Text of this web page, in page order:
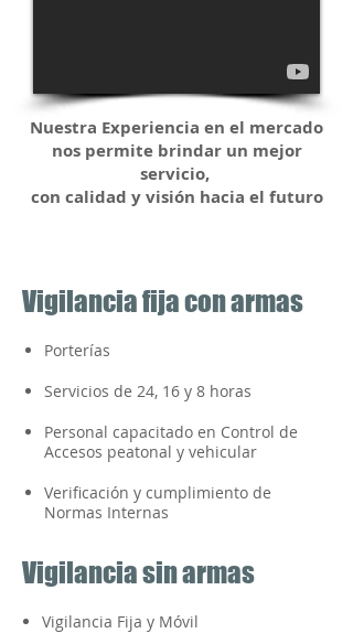
Nuestra Experiencia en el mercado
nos permite brindar un mejor
servicio,
con calidad y visión hacia el futuro
Vigilancia fija con armas
Porterías
Servicios de 24, 16 y 8 horas
Personal capacitado en Control de
Accesos peatonal y vehicular
Verificación y cumplimiento de
Normas Internas
Vigilancia sin armas
Vigilancia Fija y Móvil